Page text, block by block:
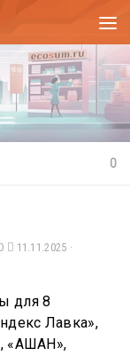
0
11.11.2025 ·
для 8
Лавка»,
«АШАН»,